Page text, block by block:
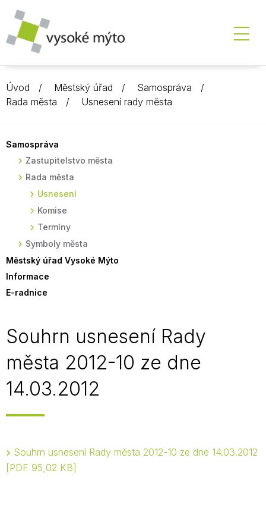
Úvod Městský úřad
Samospráva
Rada města
Usnesení rady města
Samospráva
Zastupitelstvo města
Rada města
Usnesení
Komise
Termíny
Symboly města
Městský úřad Vysoké Mýto
Informace
E-radnice
Souhrn usnesení Rady
města 2012-10 ze dne
14.03.2012
Souhrn usnesení Rady města 2012-10 ze dne 14.03.2012
PDF 95,02 KB